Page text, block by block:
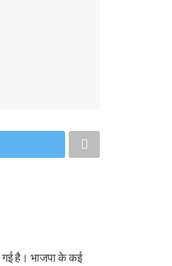
गई है। भाजपा के कई